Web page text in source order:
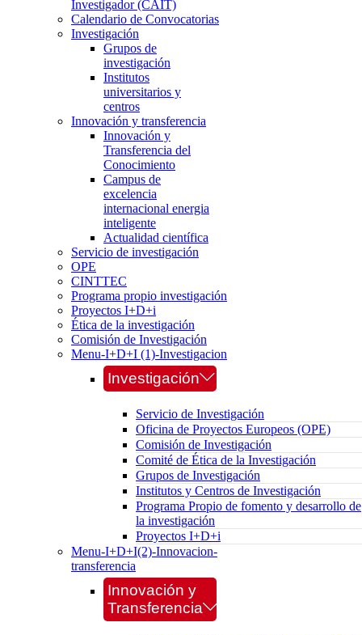
Investigador (CAIT)
Calendario de Convocatorias
Investigación
Grupos de
investigación
Institutos
universitarios y
centros
Innovación y transferencia
Innovación y
Transferencia del
Conocimiento
Campus de
excelencia
internacional energia
inteligente
Actualidad científica
Servicio de investigación
OPE
CINTTEC
Programa propio investigación
Proyectos I+D+i
Ética de la investigación
Comisión de Investigación
Menu-I+D+I (1)-Investigacion
Investigación
Servicio de Investigación
Oficina de Proyectos Europeos (OPE)
Comisión de Investigación
Comité de Ética de la Investigación
Grupos de Investigación
Institutos y Centros de Investigación
Programa Propio de fomento y desarrollo de
la investigación
Proyectos I+D+i
Menu-I+D+I(2)-Innovacion-
transferencia
Innovación y
Transferencia